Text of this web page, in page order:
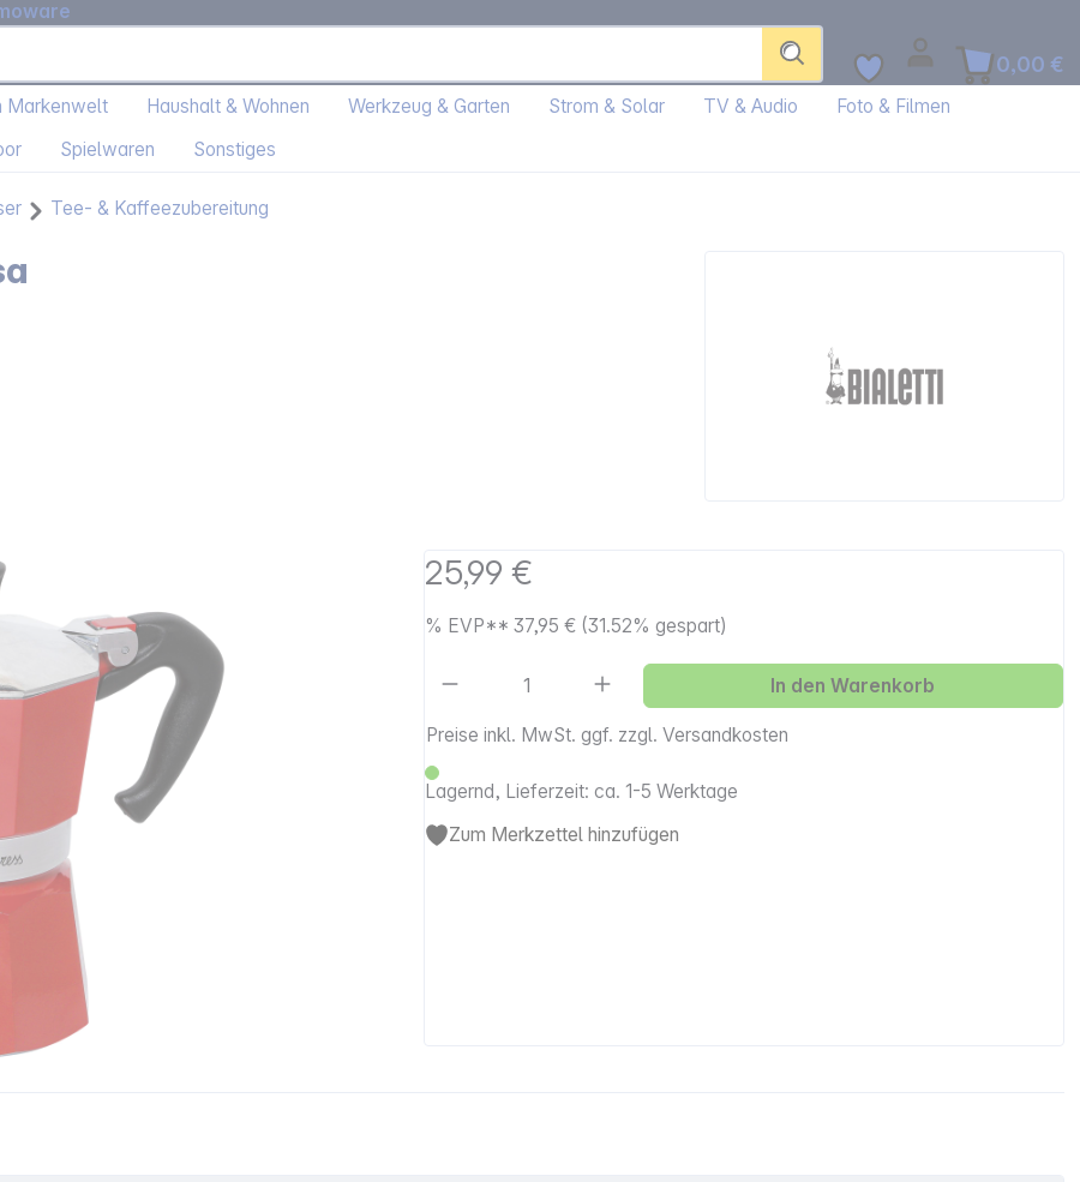
0,00 €
Markenwelt Haushalt & Wohnen Werkzeug & Garten Strom & Solar TV & Audio
Foto & Filmen
Spielwaren Sonstiges
Tee- & Kaffeezubereitung
25,99 €
% EVP**37,95 € (31.52% gespart)
Preise inkl. MwSt. ggf. zzgl. Versandkosten
Lagernd, Lieferzeit: ca. 1-5 Werktage
Artikel Anzahl: Gib den gewünschten Wert ein
In den Warenkorb
Zum Merkzettel hinzufügen